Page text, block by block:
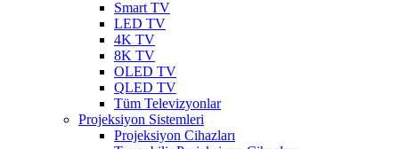
Smart TV
LED TV
4K TV
8K TV
OLED TV
QLED TV
Tüm Televizyonlar
Projeksiyon Sistemleri
Projeksiyon Cihazları